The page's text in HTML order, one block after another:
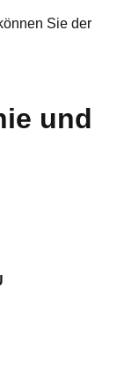
Sie der
und